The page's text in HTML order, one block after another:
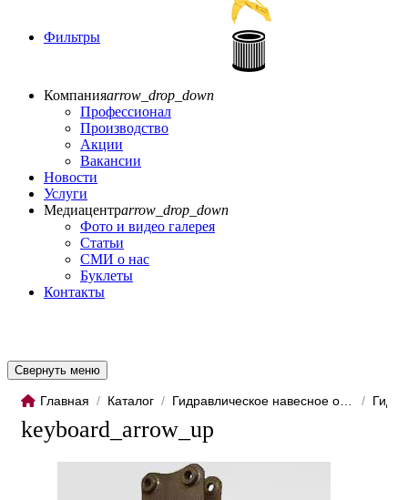
Фильтры
Компанияarrow_drop_down
Профессионал
Производство
Акции
Вакансии
Новости
Услуги
Медиацентрarrow_drop_down
Фото и видео галерея
Статьи
СМИ о нас
Буклеты
Контакты
Свернуть меню
Главная / Каталог / /
keyboard_arrow_up